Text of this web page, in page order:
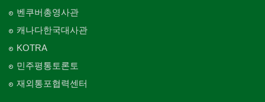
벤쿠버총영사관
캐나다한국대사관
KOTRA
민주평통토론토
재외통포협력센터